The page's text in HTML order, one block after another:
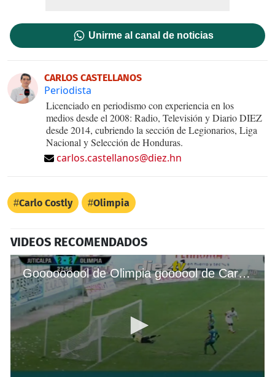
Unirme al canal de noticias
CARLOS CASTELLANOS
Periodista
Licenciado en periodismo con experiencia en los
medios desde el 2008: Radio, Televisión y Diario DIEZ
desde 2014, cubriendo la sección de Legionarios, Liga
Nacional y Selección de Honduras.
carlos.castellanos@diez.hn
Carlo Costly Olimpia
VIDEOS RECOMENDADOS
Gooooooool de Olimpia goooool de Carlo Costly y empata el juego ante Juticalpa